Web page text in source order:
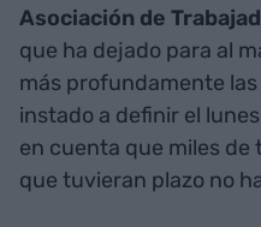
Asociación de
que ha dejado para al
más profundamente
instado a definir el
en cuenta que miles
que tuvieran plazo no